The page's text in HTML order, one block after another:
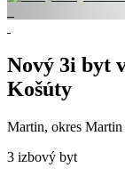
Nový 3i byt
Košúty
Martin, okres Martin
3 izbový byt